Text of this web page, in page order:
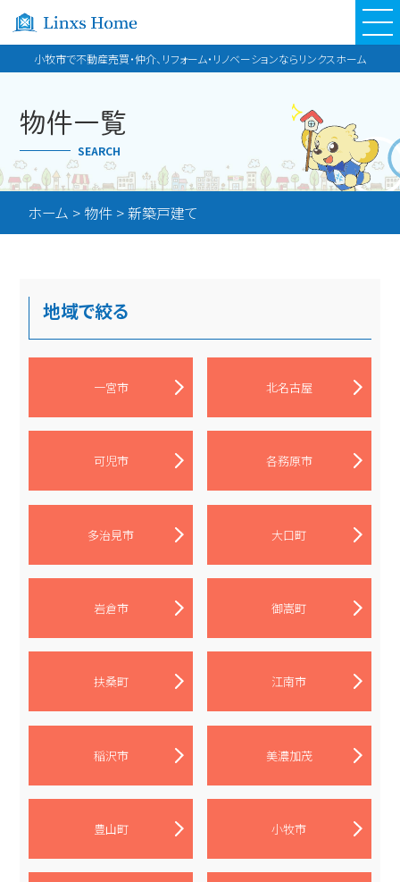
小牧市で不動産売買・仲介、リフォーム・リノベーションならリンクスホーム
物件一覧
SEARCH
ホーム > 物件 >新築戸建て
地域で絞る
一宮市 北名古屋
可児市 各務原市
多治見市 大口町
岩倉市 御嵩町
扶桑町 江南市
稲沢市 美濃加茂
豊山町 小牧市